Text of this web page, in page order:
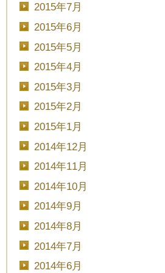
2015年7月
2015年6月
2015年5月
2015年4月
2015年3月
2015年2月
2015年1月
2014年12月
2014年11月
2014年10月
2014年9月
2014年8月
2014年7月
2014年6月